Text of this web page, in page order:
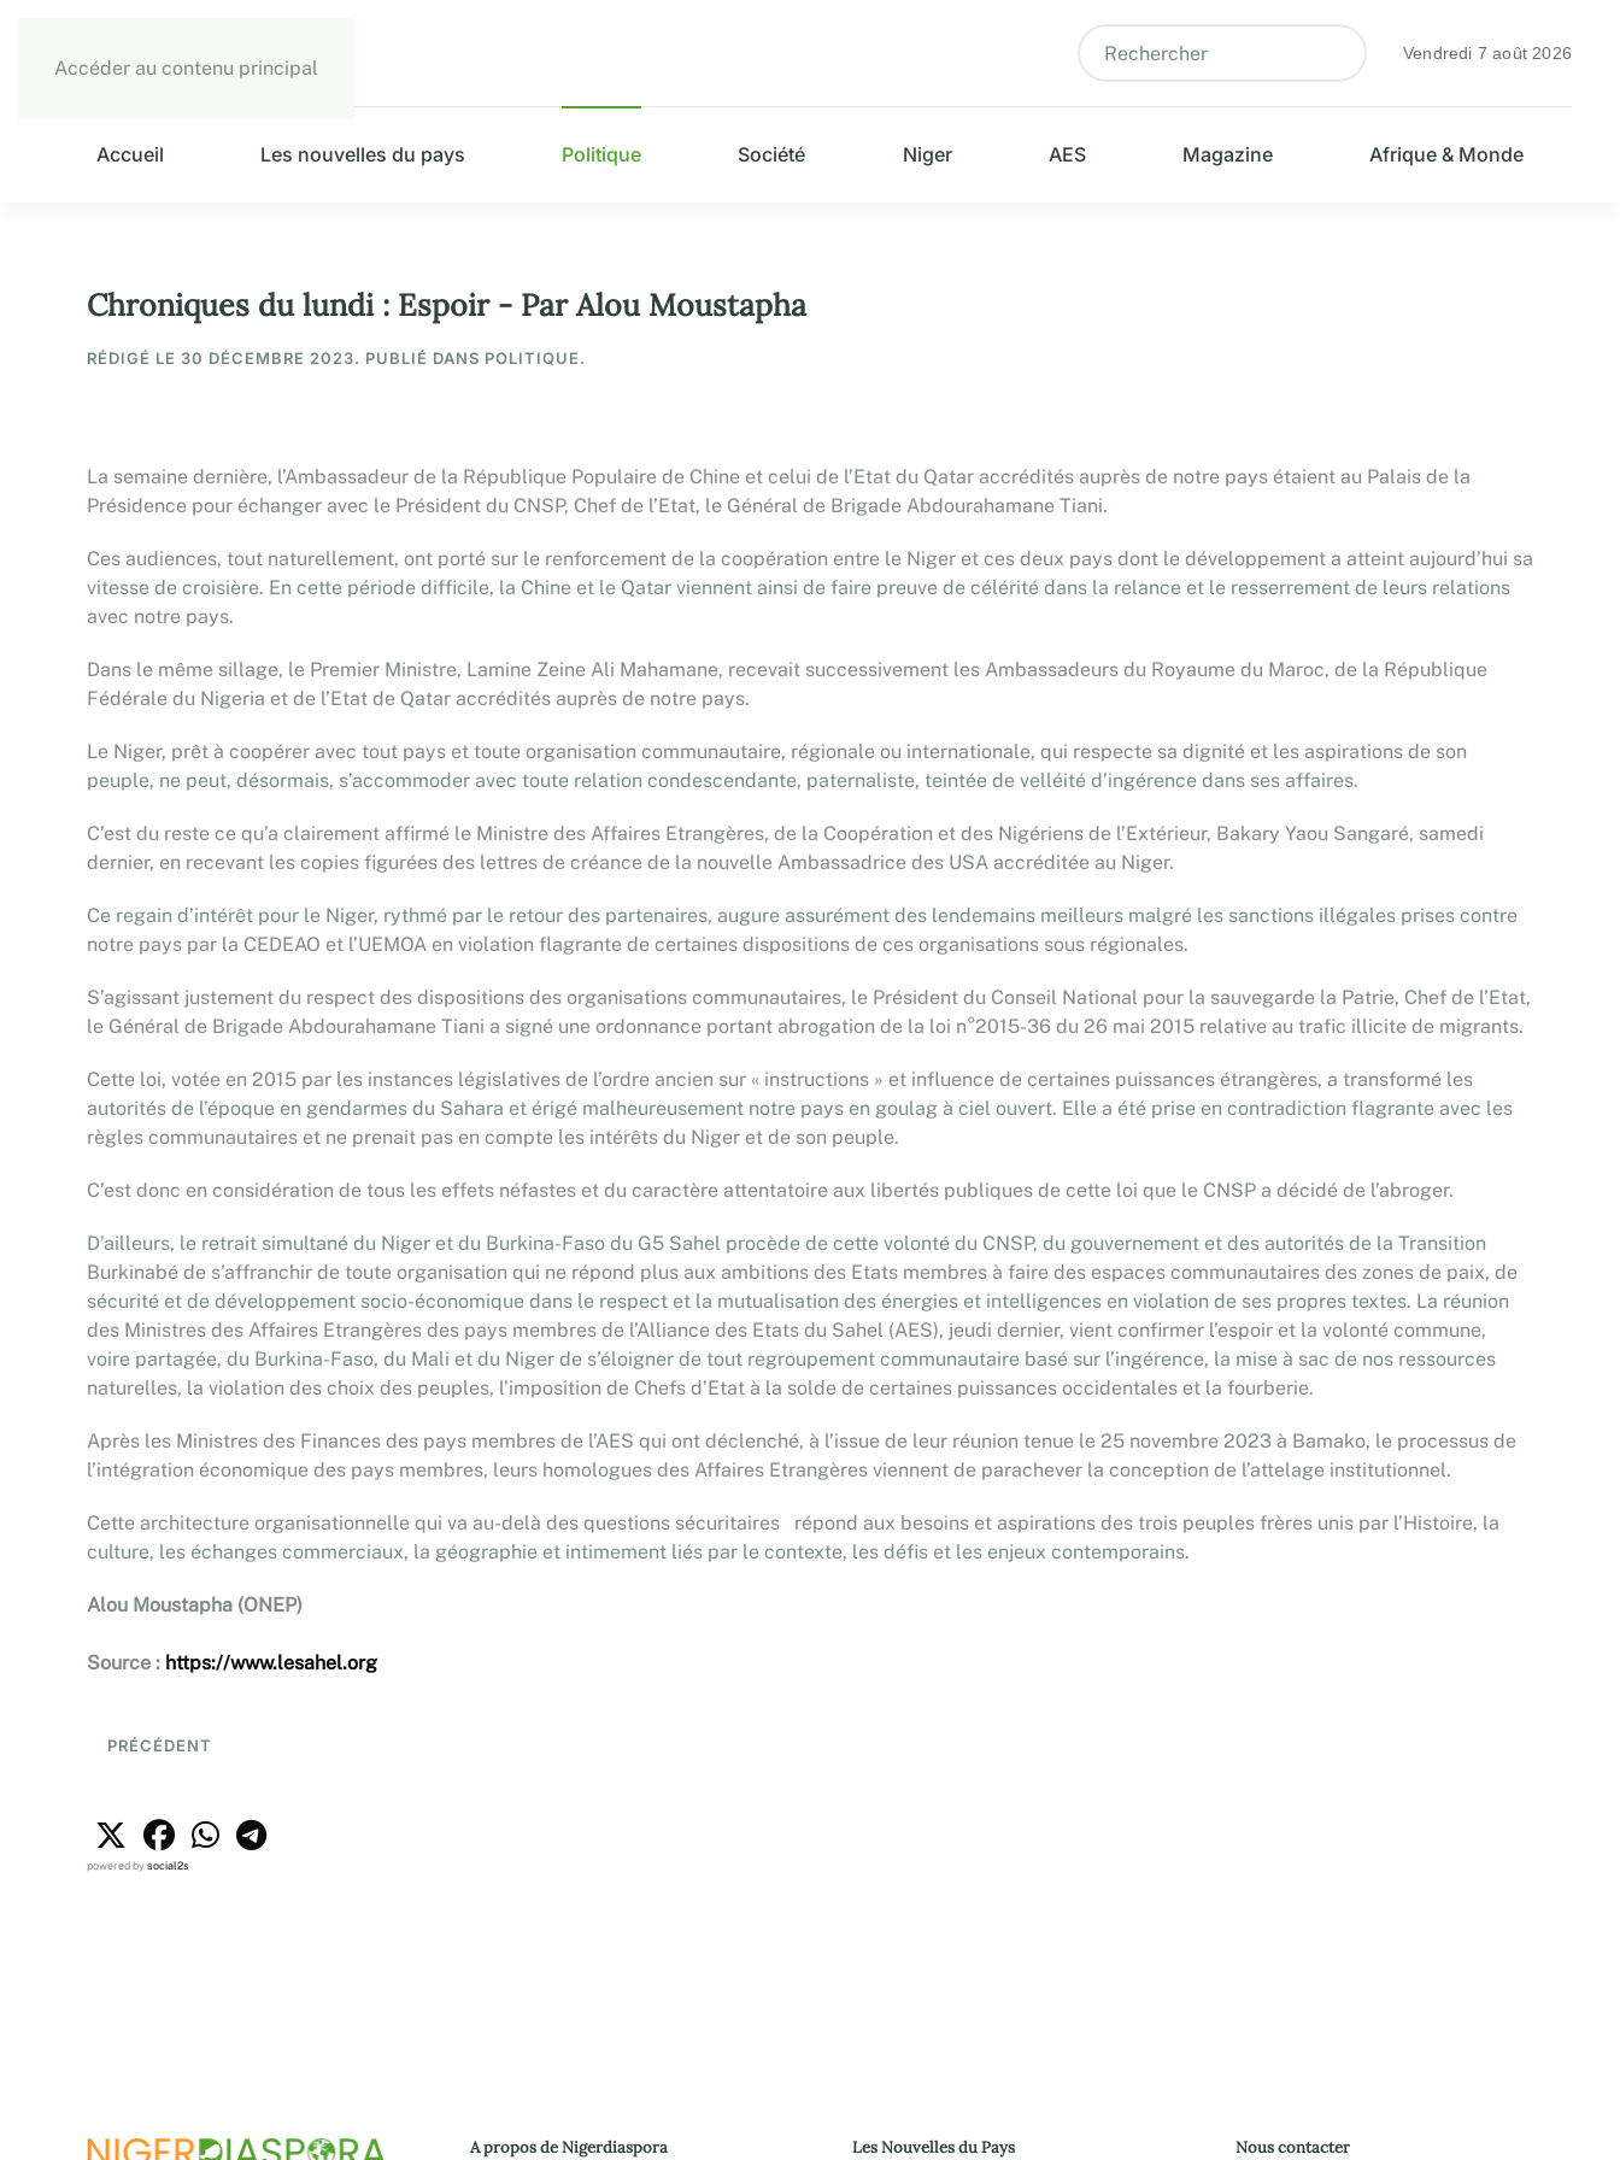
Accéder au contenu principal
Vendredi 7 août 2026
Accueil Les nouvelles du pays Politique Société Niger AES Magazine Afrique & Monde
Chroniques du lundi : Espoir - Par Alou Moustapha
RÉDIGÉ LE 30 DÉCEMBRE 2023. PUBLIÉ DANS POLITIQUE.
La semaine dernière, l’Ambassadeur de la République Populaire de Chine et celui de l’Etat du Qatar accrédités auprès de notre pays étaient au Palais de la
Présidence pour échanger avec le Président du CNSP, Chef de l’Etat, le Général de Brigade Abdourahamane Tiani.
Ces audiences, tout naturellement, ont porté sur le renforcement de la coopération entre le Niger et ces deux pays dont le développement a atteint aujourd’hui sa
vitesse de croisière. En cette période difficile, la Chine et le Qatar viennent ainsi de faire preuve de célérité dans la relance et le resserrement de leurs relations
avec notre pays.
Dans le même sillage, le Premier Ministre, Lamine Zeine Ali Mahamane, recevait successivement les Ambassadeurs du Royaume du Maroc, de la République
Fédérale du Nigeria et de l’Etat de Qatar accrédités auprès de notre pays.
Le Niger, prêt à coopérer avec tout pays et toute organisation communautaire, régionale ou internationale, qui respecte sa dignité et les aspirations de son
peuple, ne peut, désormais, s’accommoder avec toute relation condescendante, paternaliste, teintée de velléité d’ingérence dans ses affaires.
C’est du reste ce qu’a clairement affirmé le Ministre des Affaires Etrangères, de la Coopération et des Nigériens de l’Extérieur, Bakary Yaou Sangaré, samedi
dernier, en recevant les copies figurées des lettres de créance de la nouvelle Ambassadrice des USA accréditée au Niger.
Ce regain d’intérêt pour le Niger, rythmé par le retour des partenaires, augure assurément des lendemains meilleurs malgré les sanctions illégales prises contre
notre pays par la CEDEAO et l’UEMOA en violation flagrante de certaines dispositions de ces organisations sous régionales.
S’agissant justement du respect des dispositions des organisations communautaires, le Président du Conseil National pour la sauvegarde la Patrie, Chef de l’Etat,
le Général de Brigade Abdourahamane Tiani a signé une ordonnance portant abrogation de la loi n°2015-36 du 26 mai 2015 relative au trafic illicite de migrants.
Cette loi, votée en 2015 par les instances législatives de l’ordre ancien sur « instructions » et influence de certaines puissances étrangères, a transformé les
autorités de l’époque en gendarmes du Sahara et érigé malheureusement notre pays en goulag à ciel ouvert. Elle a été prise en contradiction flagrante avec les
règles communautaires et ne prenait pas en compte les intérêts du Niger et de son peuple.
C’est donc en considération de tous les effets néfastes et du caractère attentatoire aux libertés publiques de cette loi que le CNSP a décidé de l’abroger.
D’ailleurs, le retrait simultané du Niger et du Burkina-Faso du G5 Sahel procède de cette volonté du CNSP, du gouvernement et des autorités de la Transition
Burkinabé de s’affranchir de toute organisation qui ne répond plus aux ambitions des Etats membres à faire des espaces communautaires des zones de paix, de
sécurité et de développement socio-économique dans le respect et la mutualisation des énergies et intelligences en violation de ses propres textes. La réunion
des Ministres des Affaires Etrangères des pays membres de l’Alliance des Etats du Sahel (AES), jeudi dernier, vient confirmer l’espoir et la volonté commune,
voire partagée, du Burkina-Faso, du Mali et du Niger de s’éloigner de tout regroupement communautaire basé sur l’ingérence, la mise à sac de nos ressources
naturelles, la violation des choix des peuples, l’imposition de Chefs d’Etat à la solde de certaines puissances occidentales et la fourberie.
Après les Ministres des Finances des pays membres de l’AES qui ont déclenché, à l’issue de leur réunion tenue le 25 novembre 2023 à Bamako, le processus de
l’intégration économique des pays membres, leurs homologues des Affaires Etrangères viennent de parachever la conception de l’attelage institutionnel.
Cette architecture organisationnelle qui va au-delà des questions sécuritaires répond aux besoins et aspirations des trois peuples frères unis par l’Histoire, la
culture, les échanges commerciaux, la géographie et intimement liés par le contexte, les défis et les enjeux contemporains.
Alou Moustapha (ONEP)
Source : https://www.lesahel.org
PRÉCÉDENT
powered bysocial2s
A propos de Nigerdiaspora Les Nouvelles du Pays Nous contacter